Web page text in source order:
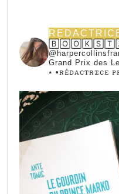
Grand Prix des
⭑ •ꭱꭼ́ꭰꭺꮯꭲꭱꮖꮯꭼ